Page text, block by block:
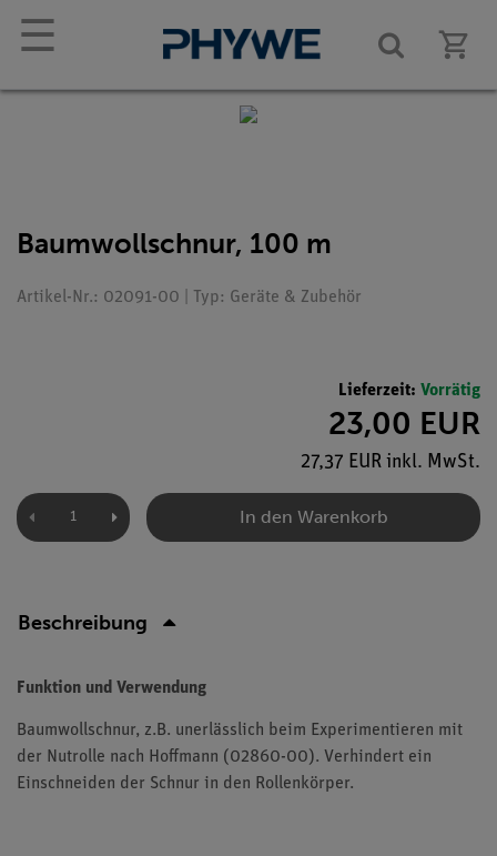
☰
Baumwollschnur, 100 m
Artikel-Nr.: 02091-00 | Typ: Geräte & Zubehör
Lieferzeit: Vorrätig
23,00 EUR
27,37 EUR inkl. MwSt.
In den Warenkorb
Beschreibung
Funktion und Verwendung
Baumwollschnur, z.B. unerlässlich beim Experimentieren mit
der Nutrolle nach Hoffmann (02860-00). Verhindert ein
Einschneiden der Schnur in den Rollenkörper.